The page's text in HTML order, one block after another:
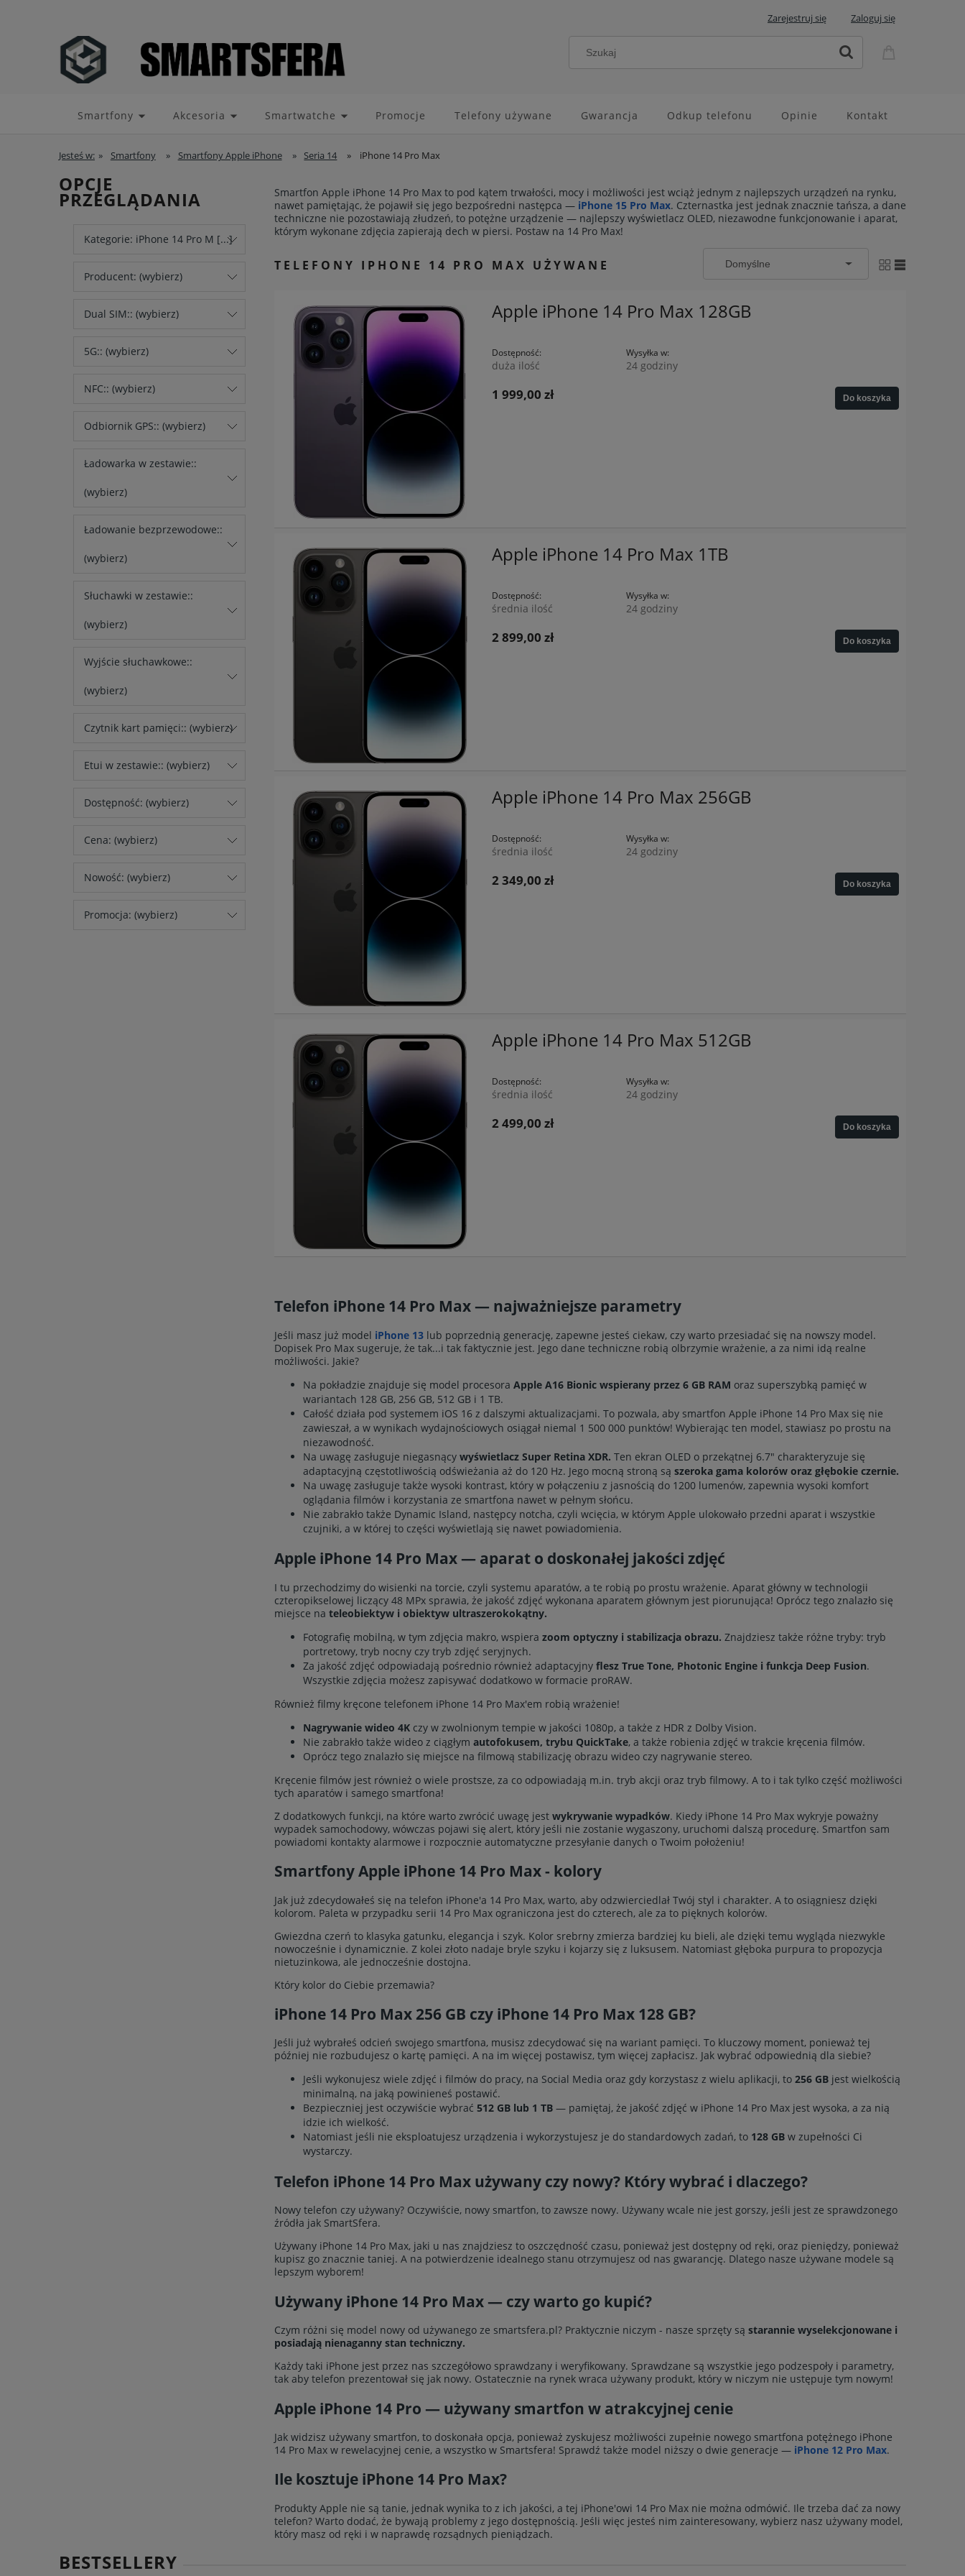
Zarejestruj się Zaloguj się
Smartfony Akcesoria Smartwatche Promocje Telefony używane Gwarancja Odkup telefonu Opinie Kontakt
Jesteś w: » Smartfony » Smartfony Apple iPhone » Seria 14 » iPhone 14 Pro Max
OPCJE
PRZEGLĄDANIA
Kategorie: iPhone 14 Pro M [...]
Producent: (wybierz)
Dual SIM:: (wybierz)
5G:: (wybierz)
NFC:: (wybierz)
Odbiornik GPS:: (wybierz)
Ładowarka w zestawie::
(wybierz)
Ładowanie bezprzewodowe::
(wybierz)
Słuchawki w zestawie::
(wybierz)
Wyjście słuchawkowe::
(wybierz)
Czytnik kart pamięci:: (wybierz)
Etui w zestawie:: (wybierz)
Dostępność: (wybierz)
Cena: (wybierz)
Nowość: (wybierz)
Promocja: (wybierz)
Smartfon Apple iPhone 14 Pro Max to pod kątem trwałości, mocy i możliwości jest wciąż jednym z najlepszych urządzeń na rynku,
nawet pamiętając, że pojawił się jego bezpośredni następca — iPhone 15 Pro Max. Czternastka jest jednak znacznie tańsza, a dane
techniczne nie pozostawiają złudzeń, to potężne urządzenie — najlepszy wyświetlacz OLED, niezawodne funkcjonowanie i aparat,
którym wykonane zdjęcia zapierają dech w piersi. Postaw na 14 Pro Max!
TELEFONY IPHONE 14 PRO MAX UŻYWANE
Apple iPhone 14 Pro Max 128GB
Dostępność:
duża ilość
Wysyłka w:
24 godziny
1 999,00 zł Do koszyka
Apple iPhone 14 Pro Max 1TB
Dostępność:
średnia ilość
Wysyłka w:
24 godziny
2 899,00 zł Do koszyka
Apple iPhone 14 Pro Max 256GB
Dostępność:
średnia ilość
Wysyłka w:
24 godziny
2 349,00 zł Do koszyka
Apple iPhone 14 Pro Max 512GB
Dostępność:
średnia ilość
Wysyłka w:
24 godziny
2 499,00 zł Do koszyka
Telefon iPhone 14 Pro Max — najważniejsze parametry
Jeśli masz już model iPhone 13 lub poprzednią generację, zapewne jesteś ciekaw, czy warto przesiadać się na nowszy model.
Dopisek Pro Max sugeruje, że tak...i tak faktycznie jest. Jego dane techniczne robią olbrzymie wrażenie, a za nimi idą realne
możliwości. Jakie?
Na pokładzie znajduje się model procesora Apple A16 Bionic wspierany przez 6 GB RAM oraz superszybką pamięć w
wariantach 128 GB, 256 GB, 512 GB i 1 TB.
Całość działa pod systemem iOS 16 z dalszymi aktualizacjami. To pozwala, aby smartfon Apple iPhone 14 Pro Max się nie
zawieszał, a w wynikach wydajnościowych osiągał niemal 1 500 000 punktów! Wybierając ten model, stawiasz po prostu na
niezawodność.
Na uwagę zasługuje niegasnący wyświetlacz Super Retina XDR. Ten ekran OLED o przekątnej 6.7" charakteryzuje się
adaptacyjną częstotliwością odświeżania aż do 120 Hz. Jego mocną stroną są szeroka gama kolorów oraz głębokie czernie.
Na uwagę zasługuje także wysoki kontrast, który w połączeniu z jasnością do 1200 lumenów, zapewnia wysoki komfort
oglądania filmów i korzystania ze smartfona nawet w pełnym słońcu.
Nie zabrakło także Dynamic Island, następcy notcha, czyli wcięcia, w którym Apple ulokowało przedni aparat i wszystkie
czujniki, a w której to części wyświetlają się nawet powiadomienia.
Apple iPhone 14 Pro Max — aparat o doskonałej jakości zdjęć
I tu przechodzimy do wisienki na torcie, czyli systemu aparatów, a te robią po prostu wrażenie. Aparat główny w technologii
czteropikselowej liczący 48 MPx sprawia, że jakość zdjęć wykonana aparatem głównym jest piorunująca! Oprócz tego znalazło się
miejsce na teleobiektyw i obiektyw ultraszerokokątny.
Fotografię mobilną, w tym zdjęcia makro, wspiera zoom optyczny i stabilizacja obrazu. Znajdziesz także różne tryby: tryb
portretowy, tryb nocny czy tryb zdjęć seryjnych.
Za jakość zdjęć odpowiadają pośrednio również adaptacyjny flesz True Tone, Photonic Engine i funkcja Deep Fusion.
Wszystkie zdjęcia możesz zapisywać dodatkowo w formacie proRAW.
Również filmy kręcone telefonem iPhone 14 Pro Max'em robią wrażenie!
Nagrywanie wideo 4K czy w zwolnionym tempie w jakości 1080p, a także z HDR z Dolby Vision.
Nie zabrakło także wideo z ciągłym autofokusem, trybu QuickTake, a także robienia zdjęć w trakcie kręcenia filmów.
Oprócz tego znalazło się miejsce na filmową stabilizację obrazu wideo czy nagrywanie stereo.
Kręcenie filmów jest również o wiele prostsze, za co odpowiadają m.in. tryb akcji oraz tryb filmowy. A to i tak tylko część możliwości
tych aparatów i samego smartfona!
Z dodatkowych funkcji, na które warto zwrócić uwagę jest wykrywanie wypadków. Kiedy iPhone 14 Pro Max wykryje poważny
wypadek samochodowy, wówczas pojawi się alert, który jeśli nie zostanie wygaszony, uruchomi dalszą procedurę. Smartfon sam
powiadomi kontakty alarmowe i rozpocznie automatyczne przesyłanie danych o Twoim położeniu!
Smartfony Apple iPhone 14 Pro Max - kolory
Jak już zdecydowałeś się na telefon iPhone'a 14 Pro Max, warto, aby odzwierciedlał Twój styl i charakter. A to osiągniesz dzięki
kolorom. Paleta w przypadku serii 14 Pro Max ograniczona jest do czterech, ale za to pięknych kolorów.
Gwiezdna czerń to klasyka gatunku, elegancja i szyk. Kolor srebrny zmierza bardziej ku bieli, ale dzięki temu wygląda niezwykle
nowocześnie i dynamicznie. Z kolei złoto nadaje bryle szyku i kojarzy się z luksusem. Natomiast głęboka purpura to propozycja
nietuzinkowa, ale jednocześnie dostojna.
Który kolor do Ciebie przemawia?
iPhone 14 Pro Max 256 GB czy iPhone 14 Pro Max 128 GB?
Jeśli już wybrałeś odcień swojego smartfona, musisz zdecydować się na wariant pamięci. To kluczowy moment, ponieważ tej
później nie rozbudujesz o kartę pamięci. A na im więcej postawisz, tym więcej zapłacisz. Jak wybrać odpowiednią dla siebie?
Jeśli wykonujesz wiele zdjęć i filmów do pracy, na Social Media oraz gdy korzystasz z wielu aplikacji, to 256 GB jest wielkością
minimalną, na jaką powinieneś postawić.
Bezpieczniej jest oczywiście wybrać 512 GB lub 1 TB — pamiętaj, że jakość zdjęć w iPhone 14 Pro Max jest wysoka, a za nią
idzie ich wielkość.
Natomiast jeśli nie eksploatujesz urządzenia i wykorzystujesz je do standardowych zadań, to 128 GB w zupełności Ci
wystarczy.
Telefon iPhone 14 Pro Max używany czy nowy? Który wybrać i dlaczego?
Nowy telefon czy używany? Oczywiście, nowy smartfon, to zawsze nowy. Używany wcale nie jest gorszy, jeśli jest ze sprawdzonego
źródła jak SmartSfera.
Używany iPhone 14 Pro Max, jaki u nas znajdziesz to oszczędność czasu, ponieważ jest dostępny od ręki, oraz pieniędzy, ponieważ
kupisz go znacznie taniej. A na potwierdzenie idealnego stanu otrzymujesz od nas gwarancję. Dlatego nasze używane modele są
lepszym wyborem!
Używany iPhone 14 Pro Max — czy warto go kupić?
Czym różni się model nowy od używanego ze smartsfera.pl? Praktycznie niczym - nasze sprzęty są starannie wyselekcjonowane i
posiadają nienaganny stan techniczny.
Każdy taki iPhone jest przez nas szczegółowo sprawdzany i weryfikowany. Sprawdzane są wszystkie jego podzespoły i parametry,
tak aby telefon prezentował się jak nowy. Ostatecznie na rynek wraca używany produkt, który w niczym nie ustępuje tym nowym!
Apple iPhone 14 Pro — używany smartfon w atrakcyjnej cenie
Jak widzisz używany smartfon, to doskonała opcja, ponieważ zyskujesz możliwości zupełnie nowego smartfona potężnego iPhone
14 Pro Max w rewelacyjnej cenie, a wszystko w Smartsfera! Sprawdź także model niższy o dwie generacje — iPhone 12 Pro Max.
Ile kosztuje iPhone 14 Pro Max?
Produkty Apple nie są tanie, jednak wynika to z ich jakości, a tej iPhone'owi 14 Pro Max nie można odmówić. Ile trzeba dać za nowy
telefon? Warto dodać, że bywają problemy z jego dostępnością. Jeśli więc jesteś nim zainteresowany, wybierz nasz używany model,
który masz od ręki i w naprawdę rozsądnych pieniądzach.
BESTSELLERY